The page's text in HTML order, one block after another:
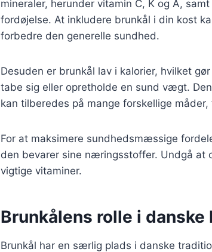
mineraler, herunder vitamin C, K og A,
fordøjelse. At inkludere brunkål i din kost
forbedre den generelle sundhed.
Desuden er brunkål lav i kalorier, hvilket
tabe sig eller opretholde en sund vægt.
kan tilberedes på mange forskellige
For at maksimere sundhedsmæssige
den bevarer sine næringsstoffer. Undgå at
vigtige vitaminer.
Brunkålens rolle i
Brunkål har en særlig plads i danske